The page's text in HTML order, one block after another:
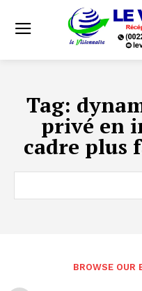
Tag:
privé en
cadre plus
BROWSE OUR